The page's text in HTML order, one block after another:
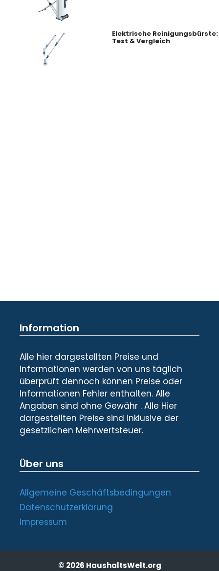
Elektrische Reinigungsbürste:
Test & Vergleich
Information
Alle hier dargestellten Preise und
Informationen werden von uns täglich
überprüft dennoch können Preise oder
Informationen Fehler enthalten. Alle
Angaben sind ohne Gewähr . Alle Hier
dargestellten Preise sind inklusive der
gesetzlichen Mehrwertsteuer.
Über uns
Allgemeine Geschäftsbedingungen
Datenschutzerklärung
Impressum
© 2026 HaushaltsWelt.org